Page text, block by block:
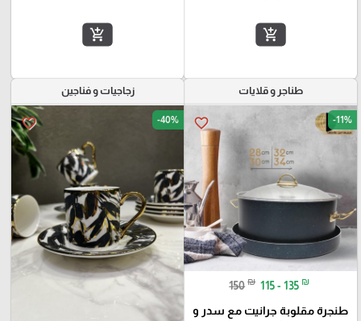
add_shopping_cart
add_shopping_cart
طناجر و قلايات
favorite_border -11%
150 ₪ 115 - 135 ₪
طنجرة مقلوبة جرانيت مع سدر و
زجاجيات و فناجين
favorite_border -40%